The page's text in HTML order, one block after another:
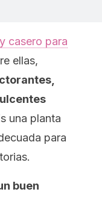
casero para
ellas,
una planta
para
buen